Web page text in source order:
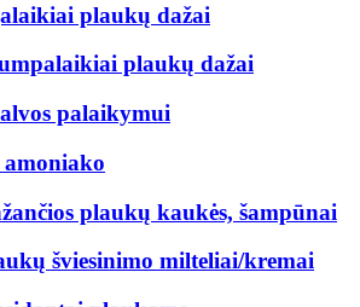
plaukų dažai
plaukų dažai
palaikymui
amoniako
plaukų kaukės, šampūnai
šviesinimo milteliai/kremai